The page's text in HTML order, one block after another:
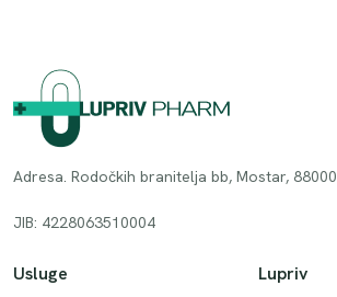
Adresa. Rodočkih branitelja bb, Mostar, 88000
JIB: 4228063510004
Usluge Lupriv